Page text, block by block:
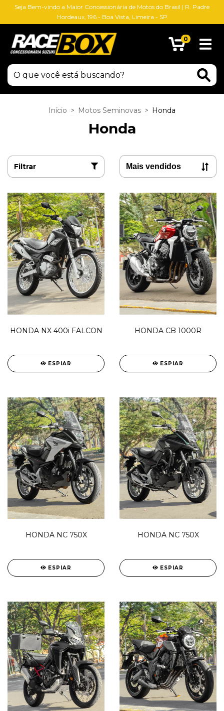
Seja Bem-vindo a Maior Concessionária de Motos do Brasil | R. Padre
Hordeaux, 196 - Boa Vista, Limeira - SP
0
Início > Motos Seminovas > Honda
Honda
Filtrar
HONDA NX 400i FALCON
ESPIAR
HONDA CB 1000R
ESPIAR
HONDA NC 750X
ESPIAR
HONDA NC 750X
ESPIAR